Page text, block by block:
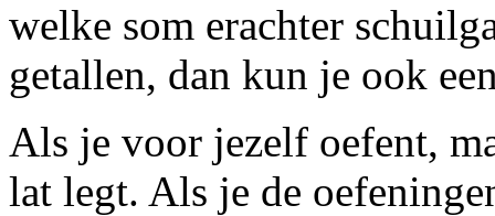
welke som erachter
getallen, dan kun je ook
Als je voor jezelf oefent,
lat legt. Als je de